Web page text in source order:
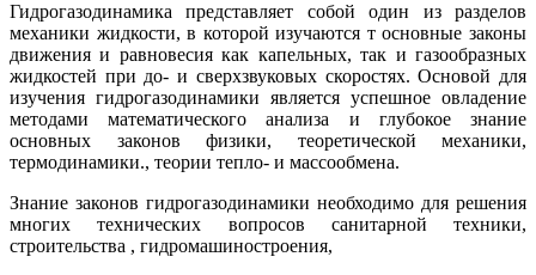
Гидрогазодинамика представляет собой один из разделов
механики жидкости, в которой изучаются т основные законы
движения и равновесия как капельных, так и газообразных
жидкостей при до- и сверхзвуковых скоростях. Основой для
изучения гидрогазодинамики является успешное овладение
методами математического анализа и глубокое знание
основных законов физики, теоретической механики,
термодинамики., теории тепло- и массообмена.
Знание законов гидрогазодинамики необходимо для решения
многих технических вопросов санитарной техники,
строительства , гидромашиностроения,